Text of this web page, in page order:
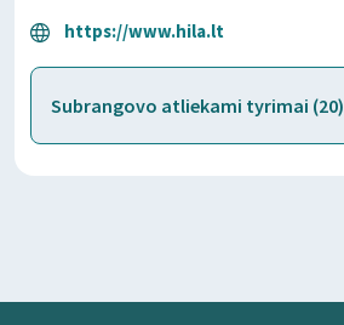
https://www.hila.lt
Subrangovo atliekami tyrimai (20)